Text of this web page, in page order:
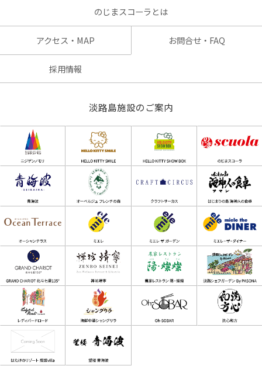
のじまスコーラとは
アクセス・MAP お問合せ・FAQ
採用情報
淡路島施設のご案内